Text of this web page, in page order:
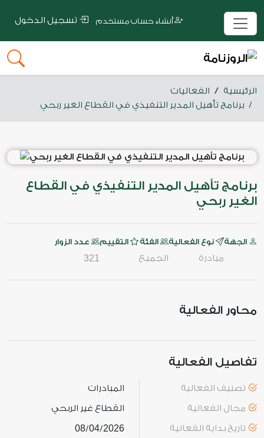
الرئيسية
الفعاليات
برنامج تأهيل المدير التنفيذي في القطاع الغير ربحي
برنامج تأهيل المدير التنفيذي في القطاع
الغير ربحي
الجهة نوع الفعالية
مبادرة
الفئة
الجميع
التقييم عدد الزوار
321
محاور الفعالية
تفاصيل الفعالية
تصنيف الفعالية
المبادرات
مجال الفعالية
القطاع غير الربحي
تاريخ بداية الفعالية
08/04/2026